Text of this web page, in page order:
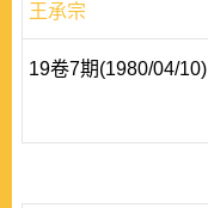
王承宗
19卷7期(1980/04/10)